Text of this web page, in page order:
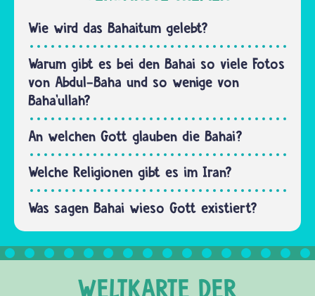
Glauben
überzeugt.
Das…
verboten.
Dazu
gehören
jeder
Streit,
Kampf
und Krieg
um…
Wie wird das Bahaitum gelebt?
Warum gibt es bei den Bahai so viele Fotos
von Abdul-Baha und so wenige von
Baha’ullah?
An welchen Gott glauben die Bahai?
Welche Religionen gibt es im Iran?
Was sagen Bahai wieso Gott existiert?